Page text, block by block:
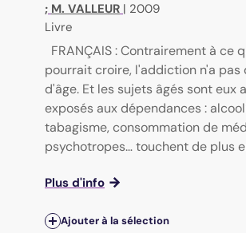
; M. VALLEUR | 2009
Livre
FRANÇAIS : Contrairement à ce
pourrait croire, l'addiction n'a pas
d'âge. Et les sujets âgés sont eux
exposés aux dépendances :
tabagisme, consommation de
psychotropes… touchent de plus
Plus d'info
Ajouter à la sélection